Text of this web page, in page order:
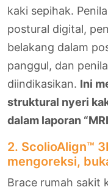
kaki sepihak.
postural digital,
belakang dalam
panggul, dan
diindikasikan. Ini
struktural nyeri
dalam laporan
2. ScolioAlign™
mengoreksi,
Brace rumah sakit